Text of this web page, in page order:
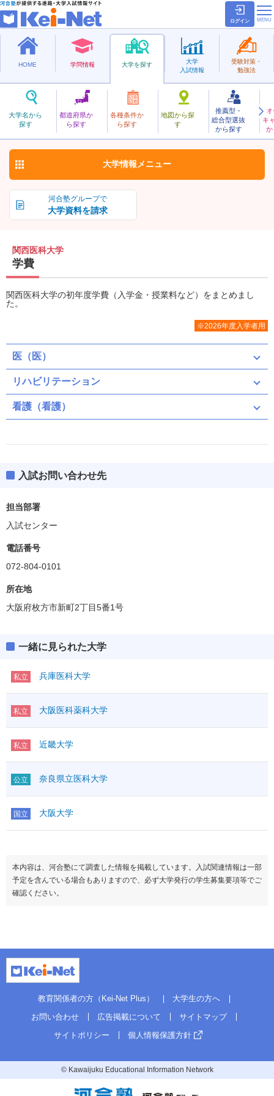
ログイン
HOME 学問情報 大学を探す
大学名から
探す
都道府県か
ら探す
各種条件か
ら探す
地図から探
す
推薦型・
総合型選抜
から探す
キ
か
大学
入試情報
受験対策・
勉強法
私立
かんさいいか
関西医科大学 お気に入り
河合塾グループで
大学資料を請求
大学情報 メニュー
関西医科大学
学費
関西医科大学の初年度学費（入学金・授業料など）をまとめまし
た。
※2026年度入学者用
医（医）
リハビリテーション
看護（看護）
入試お問い合わせ先
担当部署
入試センター
電話番号
072-804-0101
所在地
大阪府枚方市新町2丁目5番1号
一緒に見られた大学
私立 兵庫医科大学
私立 大阪医科薬科大学
私立 近畿大学
公立 奈良県立医科大学
国立 大阪大学
本内容は、河合塾にて調査した情報を掲載しています。入試関連情報は一部
予定を含んでいる場合もありますので、必ず大学発行の学生募集要項等でご
確認ください。
教育関係者の方（Kei-Net Plus）
大学生の方へ
お問い合わせ
広告掲載について
サイトマップ
サイトポリシー
個人情報保護方針
© Kawaijuku Educational Information Network